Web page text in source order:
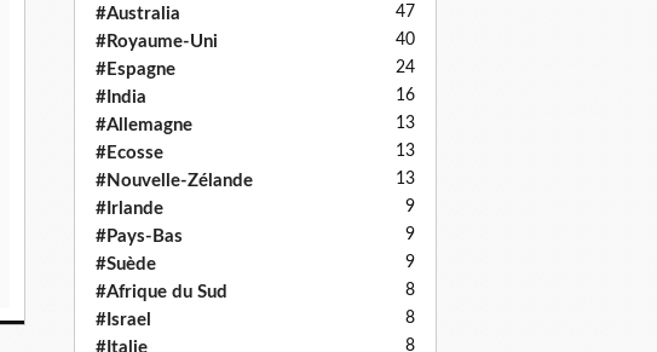
#Australia 47
#Royaume-Uni 40
#Espagne 24
#India 16
#Allemagne 13
#Ecosse 13
#Nouvelle-Zélande 13
#Irlande 9
#Pays-Bas 9
#Suède 9
#Afrique du Sud 8
#Israel 8
#Italie 8